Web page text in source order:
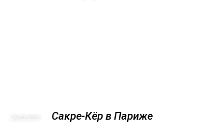
Сакре-Кёр в Париже